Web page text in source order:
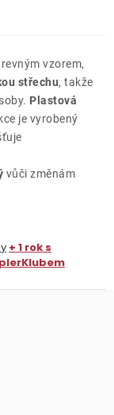
vzorem,
střechu, takže
Plastová
je vyrobený
vůči změnám
+ 1 rok s